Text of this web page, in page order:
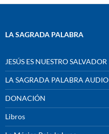
LA SAGRADA PALABRA
JESÚS ES NUESTRO SALVADOR
LA SAGRADA PALABRA AUDIO
DONACIÓN
Libros